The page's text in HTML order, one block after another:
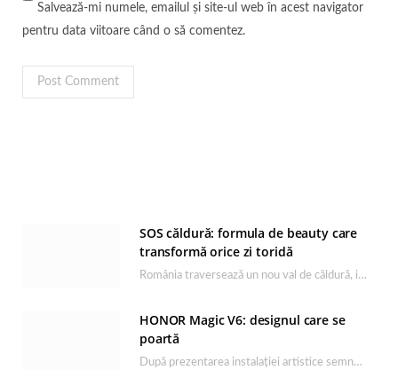
Salvează-mi numele, emailul și site-ul web în acest navigator
pentru data viitoare când o să comentez.
SOS căldură: formula de beauty care
transformă orice zi toridă
România traversează un nou val de căldură, iar rutina de îngrijire capătă un rol esențial…
HONOR Magic V6: designul care se
poartă
După prezentarea instalației artistice semnată de Catrinel Săbăciag în cadrul evenimentului de lansare HONOR Magic…